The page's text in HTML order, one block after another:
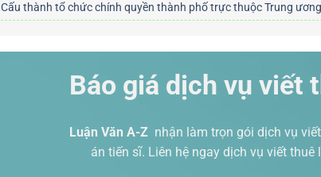
Cấu thành tổ chức chính quyền thành phố trực thuộc Trung
Báo giá dịch vụ viết
Luận Văn A-Z nhận làm trọn gói dịch vụ
án tiến sĩ. Liên hệ ngay dịch vụ viết